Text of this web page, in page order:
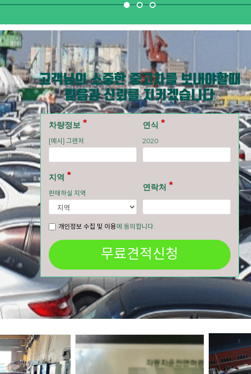
고객님의 소중한 중고차를 보내야할때
믿음과 신뢰를 지키겠습니다
차량정보
[예시] 그랜저
연식
2020
지역
판매하실 지역
연락처
개인정보 수집 및 이용에 동의합니다.
무료견적신청